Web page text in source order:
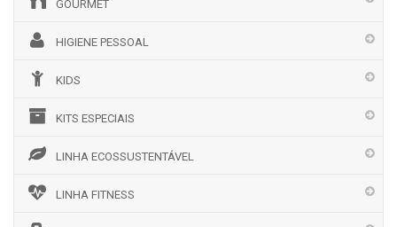
GOURMET
HIGIENE PESSOAL
KIDS
KITS ESPECIAIS
LINHA ECOSSUSTENTÁVEL
LINHA FITNESS